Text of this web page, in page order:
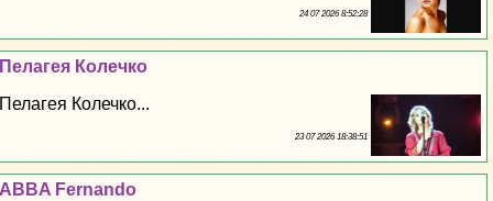
24 07 2026 8:52:28
Пелагея Колечко
Пелагея Колечко...
23 07 2026 18:38:51
ABBA Fernando